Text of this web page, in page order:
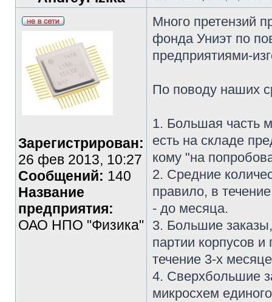
Зарегистрирован:
26 фев 2013, 10:27
Сообщений: 140
Название
предприятия:
ОАО НПО "Физика"
Много претензий
фонда Униэт по
предприятиями-
По поводу наших
1. Большая часть
есть на складе
кому "на
2. Средние
правило, в
- до месяца.
3. Большие
партии корпусов
течение 3-х
4. Сверхбольшие
микросхем